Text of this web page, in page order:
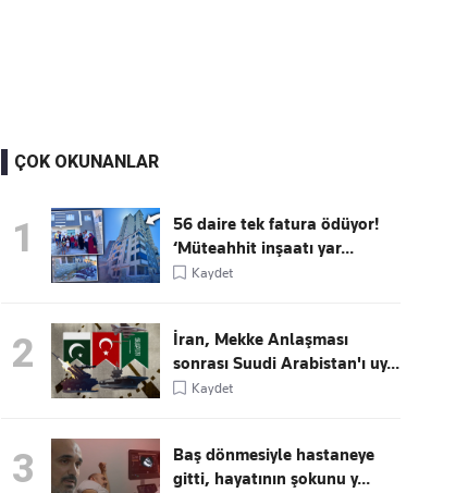
ÇOK OKUNANLAR
1
56 daire tek fatura ödüyor!
‘Müteahhit inşaatı yar...
Kaydet
2
İran, Mekke Anlaşması
sonrası Suudi Arabistan'ı uy...
Kaydet
3
Baş dönmesiyle hastaneye
gitti, hayatının şokunu y...